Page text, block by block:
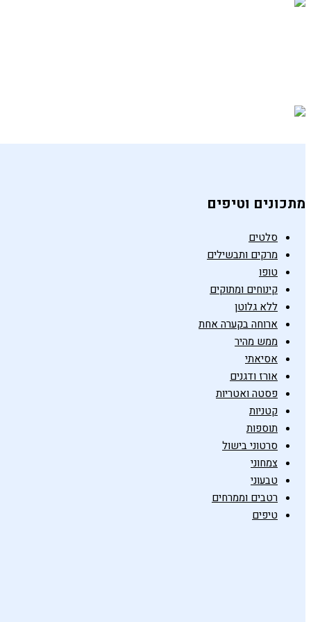
מתכונים וטיפים
סלטים
מרקים ותבשילים
טופו
קינוחים ומתוקים
ללא גלוטן
ארוחה בקערה אחת
ממש מהיר
אסיאתי
אורז ודגנים
פסטה ואטריות
קטניות
תוספות
סרטוני בישול
צמחוני
טבעוני
רטבים וממרחים
טיפים